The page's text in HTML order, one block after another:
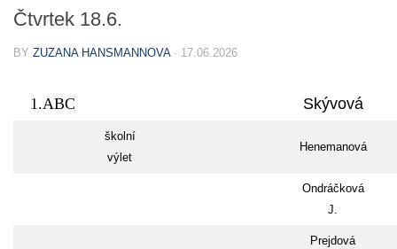
Čtvrtek 18.6.
BY ZUZANA HANSMANNOVA · 17.06.2026
1.ABC Skývová
školní
výlet
Henemanová
Ondráčková
J.
Prejdová